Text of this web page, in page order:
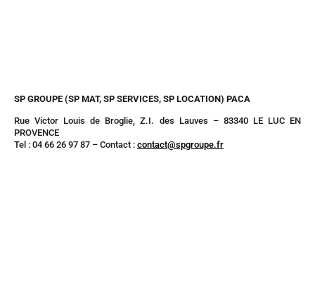
SP GROUPE (SP MAT, SP SERVICES, SP LOCATION) PACA
Rue Victor Louis de Broglie, Z.I. des Lauves – 83340 LE LUC EN
PROVENCE
Tel : 04 66 26 97 87 – Contact : contact@spgroupe.fr